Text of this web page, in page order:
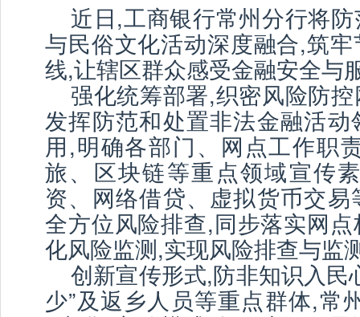
近日,工商银行常州分行将
与民俗文化活动深度融合,筑
线,让辖区群众感受金融安全与
强化统筹部署,织密风险防
发挥防范和处置非法金融活
用,明确各部门、网点工作职
旅、区块链等重点领域宣传
资、网络借贷、虚拟货币交
全方位风险排查,同步落实网
化风险监测,实现风险排查与监
创新宣传形式,防非知识入民
少”及返乡人员等重点群体,常